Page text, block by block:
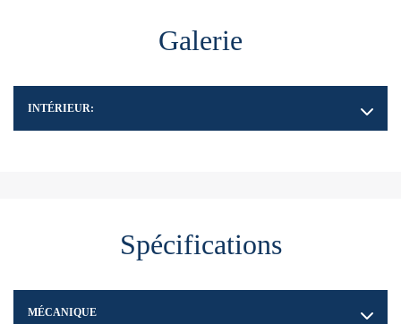
Galerie
INTÉRIEUR:
Spécifications
MÉCANIQUE